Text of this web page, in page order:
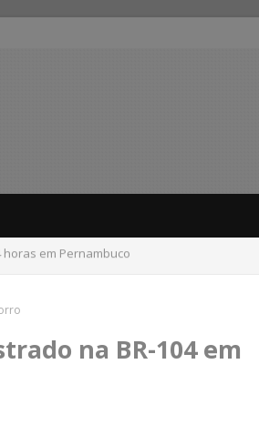
novo alerta amarelo de vendaval
na BR-104 em